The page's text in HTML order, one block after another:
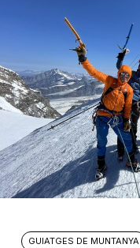
GUIATGES DE MUNTANYA